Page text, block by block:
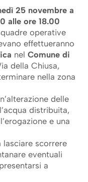
25 novembre a
alle ore 18.00
operative
effettueranno
nel Comune di
della Chiusa,
nella zona
delle
distribuita,
e una
scorrere
eventuali
a